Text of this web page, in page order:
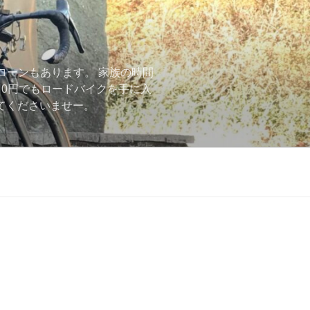
ーンもあります。 家族の時間
円でもロードバイクを手に入
くださいませー。